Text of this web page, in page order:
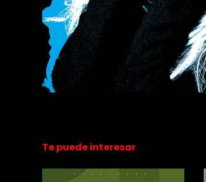
Te puede interesar